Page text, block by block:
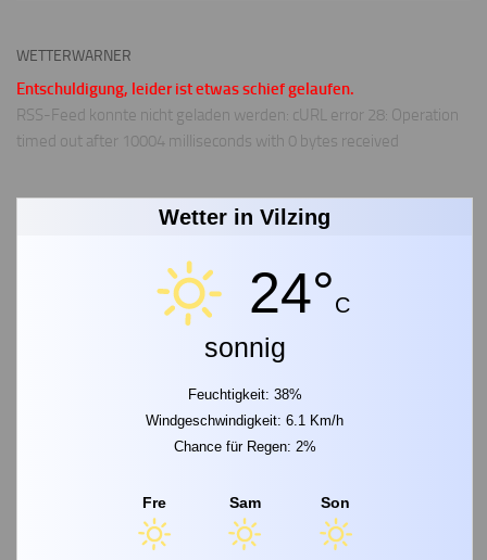
WETTERWARNER
Entschuldigung, leider ist etwas schief gelaufen.
RSS-Feed konnte nicht geladen werden: cURL error 28: Operation
timed out after 10004 milliseconds with 0 bytes received
Wetter in Vilzing
24°C
sonnig
Feuchtigkeit: 38%
Windgeschwindigkeit: 6.1 Km/h
Chance für Regen: 2%
Fre Sam Son